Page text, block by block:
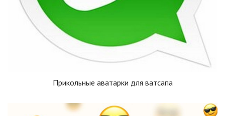
Прикольные аватарки для ватсапа